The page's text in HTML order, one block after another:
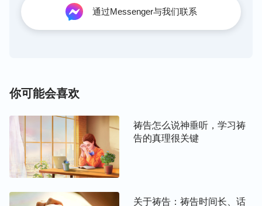
神早已经预备好了，不用忧愁。我们应该祷告神，让
神加给我们服事主的负担；为自己扶持、帮助弟兄姊
有自己的野心、欲望时，能背叛它实行
完成神给我们的托付而祷告；尤其在临到天灾人祸
时，为让神赐给我们信心、力量站住见证而祷告……
如果我们能常常在这些方面祷告祈求神，相信神会时
时垂听，带领我们明白真理，明白神的心意。
因此，合主心意的祷告是，不为肉体的吃穿而祷告，
通过Messenger与我们联系
你可能会喜欢
祷告怎么说神垂听，学习祷
告的真理很关键
关于祷告：祷告时间长、话